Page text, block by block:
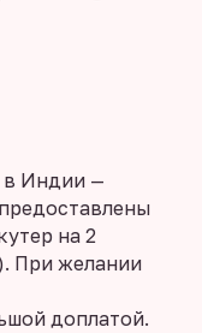
в Индии —
на 2
При желании
доплатой.